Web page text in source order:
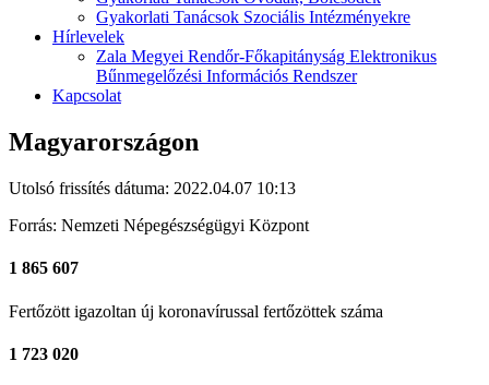
Gyakorlati Tanácsok Szociális Intézményekre
Hírlevelek
Zala Megyei Rendőr-Főkapitányság Elektronikus
Bűnmegelőzési Információs Rendszer
Kapcsolat
Magyarországon
Utolsó frissítés dátuma: 2022.04.07 10:13
Forrás: Nemzeti Népegészségügyi Központ
1 865 607
Fertőzött igazoltan új koronavírussal fertőzöttek száma
1 723 020